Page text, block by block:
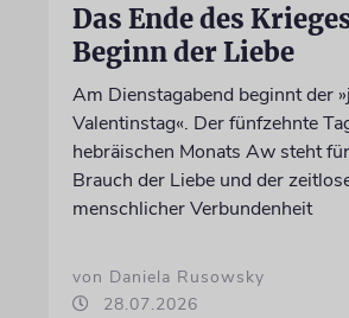
Das Ende des
Beginn der Liebe
Am Dienstagabend beginnt der
Valentinstag«. Der fünfzehnte
hebräischen Monats Aw steht
Brauch der Liebe und der
menschlicher Verbundenheit
von Daniela Rusowsky
28.07.2026